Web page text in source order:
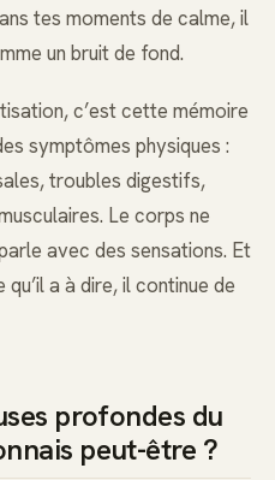
tes moments de calme, il
un bruit de fond.
c’est cette mémoire
symptômes physiques :
troubles digestifs,
Le corps ne
avec des sensations. Et
a à dire, il continue de
profondes du
peut-être ?